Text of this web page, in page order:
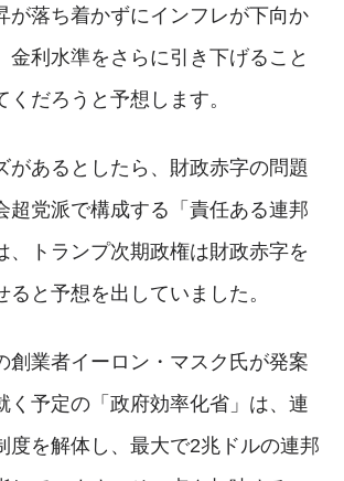
が落ち着かずにインフレが下向か
金利水準をさらに引き下げること
くだろうと予想します。
があるとしたら、財政赤字の問題
超党派で構成する「責任ある連邦
、トランプ次期政権は財政赤字を
ると予想を出していました。
創業者イーロン・マスク氏が発案
く予定の「政府効率化省」は、連
度を解体し、最大で2兆ドルの連邦